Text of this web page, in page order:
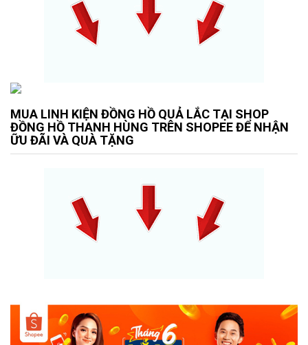
MUA LINH KIỆN ĐỒNG HỒ QUẢ LẮC TẠI SHOP
ĐỒNG HỒ THANH HÙNG TRÊN SHOPEE ĐỂ NHẬN
ỮU ĐÃI VÀ QUÀ TẶNG